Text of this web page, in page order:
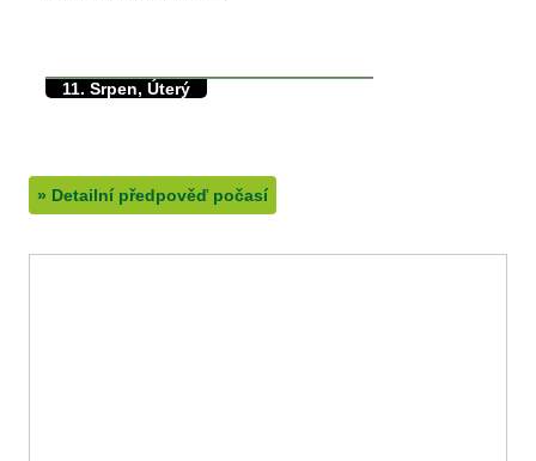
11. Srpen, Úterý
» Detailní předpověď počasí